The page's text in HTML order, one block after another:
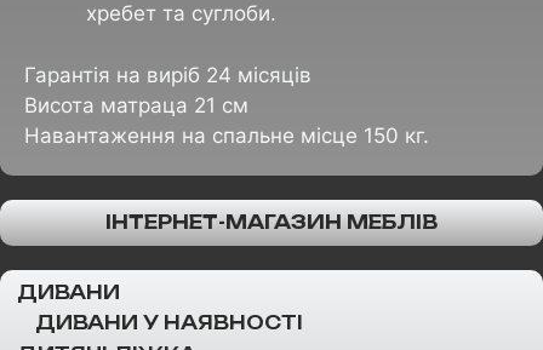
хребет та суглоби.
Гарантія на виріб 24 місяців
Висота матраца 21 см
Навантаження на спальне місце 150 кг.
ІНТЕРНЕТ-МАГАЗИН МЕБЛІВ
ДИВАНИ
ДИВАНИ У НАЯВНОСТІ